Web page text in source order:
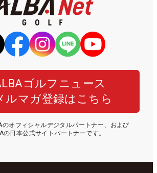
ゴルフニュース
ルマガ登録はこちら
のオフィシャルデジタルパートナー、および
の日本公式サイトパートナーです。